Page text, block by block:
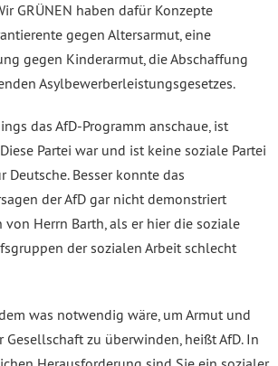
GRÜNEN haben dafür Konzepte
gegen Altersarmut, eine
gegen Kinderarmut, die Abschaffung
Asylbewerberleistungsgesetzes.
das AfD-Programm anschaue, ist
Partei war und ist keine soziale Partei
Besser konnte das
der AfD gar nicht demonstriert
Herrn Barth, als er hier die soziale
der sozialen Arbeit schlecht
was notwendig wäre, um Armut und
zu überwinden, heißt AfD. In